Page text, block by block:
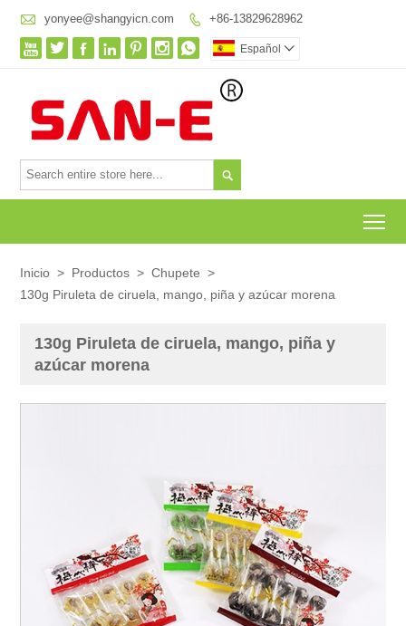
 yonyee@shangyicn.com  +86-13829628962
       Español 

Inicio > Productos > Chupete >
130g Piruleta de ciruela, mango, piña y azúcar morena
130g Piruleta de ciruela, mango, piña y
azúcar morena